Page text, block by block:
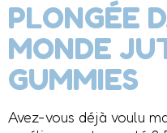
PLONGÉE
MONDE
GUMMIES
Avez-vous déjà voulu